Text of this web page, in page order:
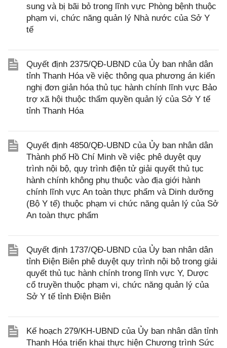
sung và bị bãi bỏ trong lĩnh vực Phòng bệnh thuộc
phạm vi, chức năng quản lý Nhà nước của Sở Y
tế
Quyết định 2375/QĐ-UBND của Ủy ban nhân dân
tỉnh Thanh Hóa về việc thông qua phương án kiến
nghị đơn giản hóa thủ tục hành chính lĩnh vực Bảo
trợ xã hội thuộc thẩm quyền quản lý của Sở Y tế
tỉnh Thanh Hóa
Quyết định 4850/QĐ-UBND của Ủy ban nhân dân
Thành phố Hồ Chí Minh về việc phê duyệt quy
trình nội bộ, quy trình điện tử giải quyết thủ tục
hành chính không phụ thuộc vào địa giới hành
chính lĩnh vực An toàn thực phẩm và Dinh dưỡng
(Bộ Y tế) thuộc phạm vi chức năng quản lý của Sở
An toàn thực phẩm
Quyết định 1737/QĐ-UBND của Ủy ban nhân dân
tỉnh Điện Biên phê duyệt quy trình nội bộ trong giải
quyết thủ tục hành chính trong lĩnh vực Y, Dược
cổ truyền thuộc phạm vi, chức năng quản lý của
Sở Y tế tỉnh Điện Biên
Kế hoạch 279/KH-UBND của Ủy ban nhân dân tỉnh
Thanh Hóa triển khai thực hiện Chương trình Sức